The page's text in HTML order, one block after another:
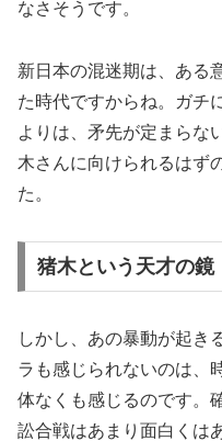
なさそうです。
新日本の混迷期は、ある
た時代ですからね。ガ
よりは、矛先が定まらな
木さんに向けられるはず
た。
猪木という天才の鏡
しかし、あの暴動が起き
ラも感じられないのは、
体なくも感じるのです。
訟合戦はあまり面白くは